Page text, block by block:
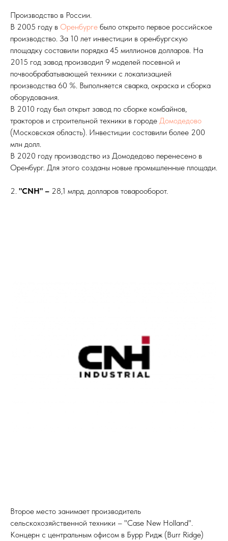
Производство в России.
В 2005 году в Оренбурге было открыто первое российское
производство. За 10 лет инвестиции в оренбургскую
площадку составили порядка 45 миллионов долларов. На
2015 год завод производил 9 моделей посевной и
почвообрабатывающей техники с локализацией
производства 60 %. Выполняется сварка, окраска и сборка
оборудования.
В 2010 году был открыт завод по сборке комбайнов,
тракторов и строительной техники в городе Домодедово
(Московская область). Инвестиции составили более 200
млн долл.
В 2020 году производство из Домодедово перенесено в
Оренбург. Для этого созданы новые промышленные площади.
2. "CNH" – 28,1 млрд. долларов товарооборот.
Второе место занимает производитель
сельскохозяйственной техники – "Case New Holland".
Концерн с центральным офисом в Бурр Ридж (Burr Ridge)